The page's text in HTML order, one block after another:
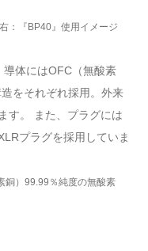
：『BP40』使用イメージ
体にはOFC（無酸素
をそれぞれ採用。外来
す。 また、プラグには
プラグを採用していま
銅）99.99％純度の無酸素